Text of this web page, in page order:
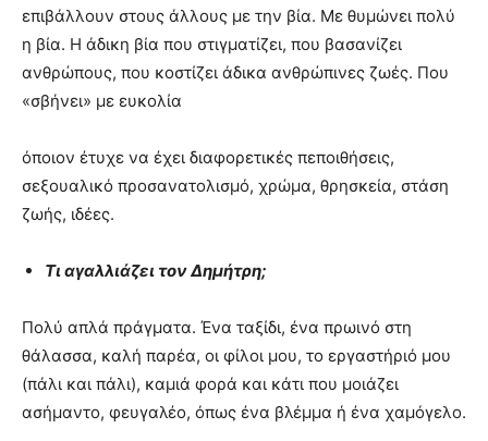
επιβάλλουν στους άλλους με την βία. Με θυμώνει πολύ
η βία. Η άδικη βία που στιγματίζει, που βασανίζει
ανθρώπους, που κοστίζει άδικα ανθρώπινες ζωές. Που
«σβήνει» με ευκολία
όποιον έτυχε να έχει διαφορετικές πεποιθήσεις,
σεξουαλικό προσανατολισμό, χρώμα, θρησκεία, στάση
ζωής, ιδέες.
Τι αγαλλιάζει τον Δημήτρη;
Πολύ απλά πράγματα. Ένα ταξίδι, ένα πρωινό στη
θάλασσα, καλή παρέα, οι φίλοι μου, το εργαστήριό μου
(πάλι και πάλι), καμιά φορά και κάτι που μοιάζει
ασήμαντο, φευγαλέο, όπως ένα βλέμμα ή ένα χαμόγελο.